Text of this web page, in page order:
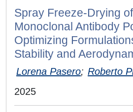
Spray Freeze-Drying
Monoclonal Antibody
Optimizing
Stability and
Lorena Pasero; Roberto
2025